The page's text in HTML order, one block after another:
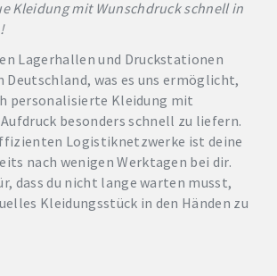
Kleidung mit Wunschdruck schnell in
Lagerhallen und Druckstationen
Deutschland, was es uns ermöglicht,
personalisierte Kleidung mit
besonders schnell zu liefern.
Logistiknetzwerke ist deine
nach wenigen Werktagen bei dir.
dass du nicht lange warten musst,
Kleidungsstück in den Händen zu